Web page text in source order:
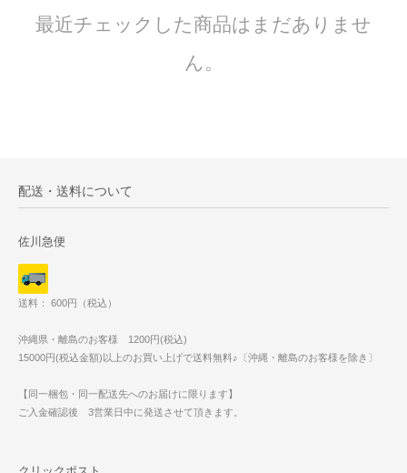
最近チェックした商品はまだありませ
ん。
配送・送料について
佐川急便
送料： 600円（税込）
沖縄県・離島のお客様 1200円(税込)
15000円(税込金額)以上のお買い上げで送料無料♪〔沖縄・離島のお客様を除き〕
【同一梱包・同一配送先へのお届けに限ります】
ご入金確認後 3営業日中に発送させて頂きます。